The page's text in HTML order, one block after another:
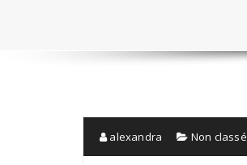
alexandra Non classé